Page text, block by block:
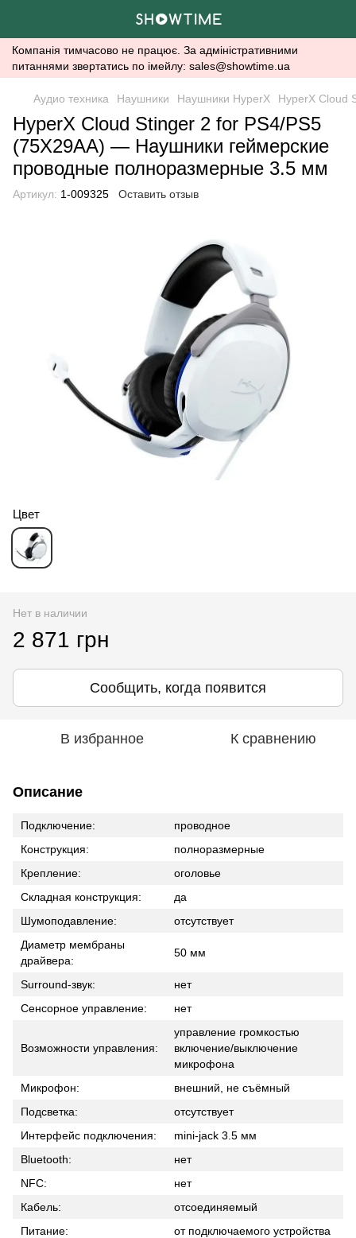
Компанія тимчасово не працює. За адміністративними
питаннями звертатись по імейлу: sales@showtime.ua
Аудио техника Наушники Наушники HyperX HyperX Cloud
HyperX Cloud Stinger 2 for PS4/PS5
(75X29AA) — Наушники геймерские
проводные полноразмерные 3.5 мм
Артикул: 1-009325 Оставить отзыв
Цвет
Нет в наличии
2 871 грн
Сообщить, когда появится
В избранное К сравнению
Описание
Подключение:
проводное
Конструкция:
полноразмерные
Крепление:
оголовье
Складная конструкция:
да
Шумоподавление:
отсутствует
Диаметр мембраны
драйвера:
50 мм
Surround-звук:
нет
Сенсорное управление:
нет
Возможности управления:
управление громкостью
включение/выключение
микрофона
Микрофон:
внешний, не съёмный
Подсветка:
отсутствует
Интерфейс подключения:
mini-jack 3.5 мм
Bluetooth:
нет
NFC:
нет
Кабель:
отсоединяемый
Питание:
от подключаемого устройства